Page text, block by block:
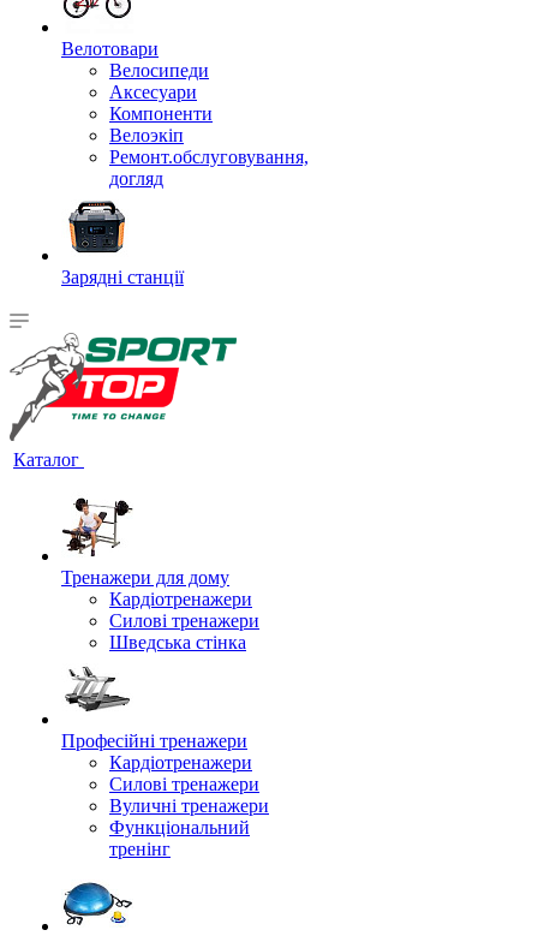
Велотовари
Велосипеди
Аксесуари
Компоненти
Велоэкіп
Ремонт.обслуговування,
догляд
Зарядні станції
Каталог
Тренажери для дому
Кардіотренажери
Силові тренажери
Шведська стінка
Професійні тренажери
Кардіотренажери
Силові тренажери
Вуличні тренажери
Функціональний
тренінг